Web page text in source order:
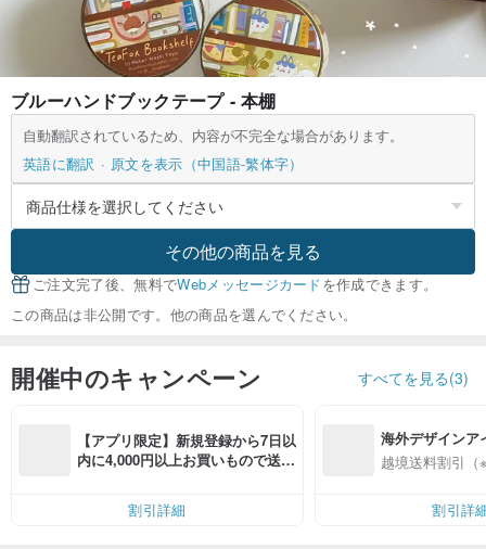
ブルーハンドブックテープ - 本棚
自動翻訳されているため、内容が不完全な場合があります。
英語に翻訳
原文を表示（中国語-繁体字）
その他の商品を見る
ご注文完了後、無料でWebメッセージカードを作成できます。
この商品は非公開です。他の商品を選んでください。
開催中のキャンペーン すべてを見る(3)
【アプリ限定】新規登録から7日以
内に4,000円以上お買いもので送料
割引詳細
海外デザインア
入
越境送料割引（
割引詳